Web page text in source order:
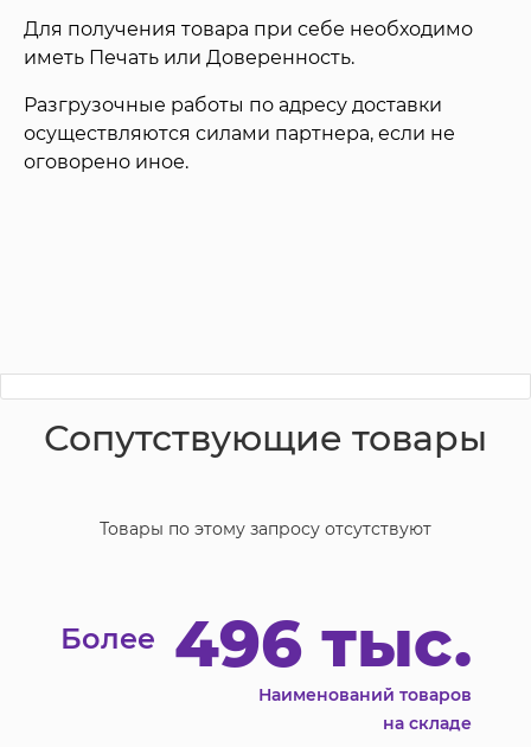
Для получения товара при себе необходимо
иметь Печать или Доверенность.
Разгрузочные работы по адресу доставки
осуществляются силами партнера, если не
оговорено иное.
Сопутствующие товары
Товары по этому запросу отсутствуют
Более 496 тыс.
Наименований товаров
на складе